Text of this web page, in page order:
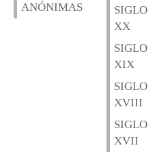
ANÓNIMAS
SIGLO
XX
SIGLO
XIX
SIGLO
XVIII
SIGLO
XVII